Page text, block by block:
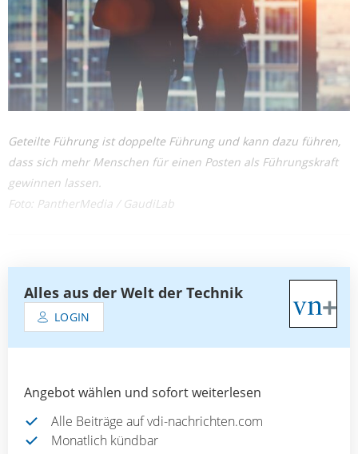
Geteilte Führung ist doppelte Führung und kann dazu führen,
dass sich mehr Menschen für einen Posten als Führungskraft
gewinnen lassen.
Foto: PantherMedia / GaudiLab
Alles aus der Welt der Technik
LOGIN
Angebot wählen und sofort weiterlesen
Alle Beiträge auf vdi-nachrichten.com
Monatlich kündbar